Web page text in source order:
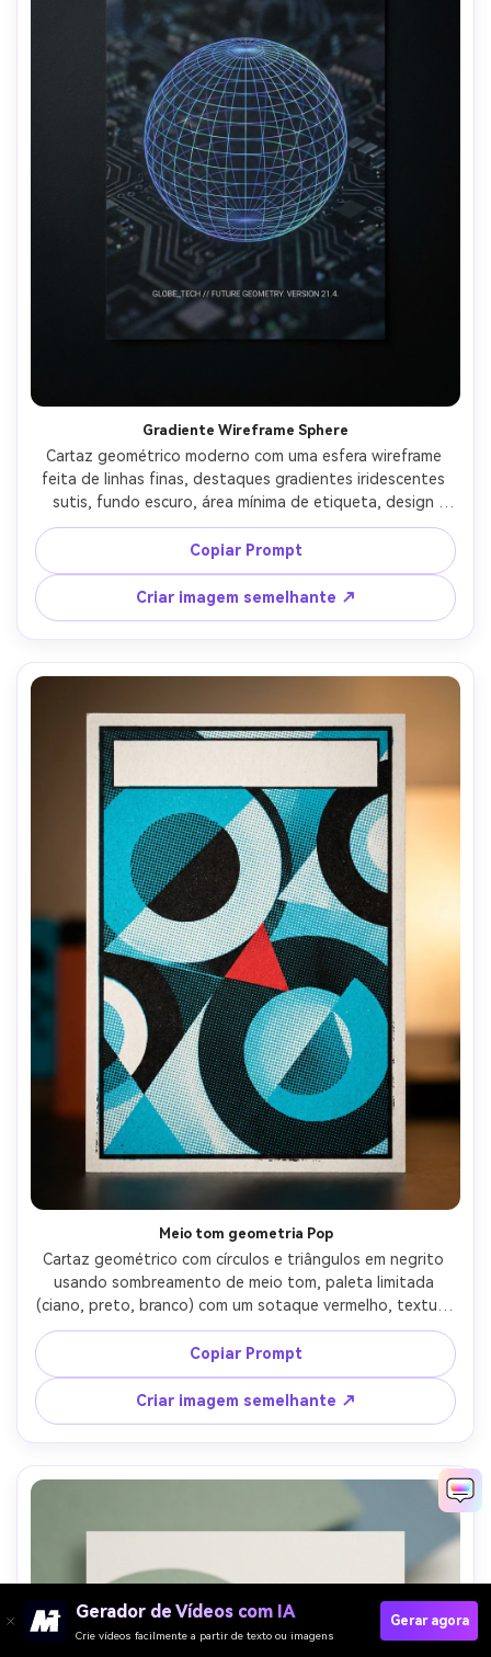
Gradiente Wireframe Sphere
Cartaz geométrico moderno com uma esfera wireframe
feita de linhas finas, destaques gradientes iridescentes
sutis, fundo escuro, área mínima de etiqueta, design
limpo futurista, leve ruído para profundidade,
composição centrada, estilo polido de cartaz de marca de
tecnologia, lente de 85mm, profundidade de campo rasa-
AR 4:5
Copiar Prompt
Criar imagem semelhante ↗
Meio tom geometria Pop
Cartaz geométrico com círculos e triângulos em negrito
usando sombreamento de meio tom, paleta limitada
(ciano, preto, branco) com um sotaque vermelho, textura
de impressão em quadrinhos, forte composição diagonal,
borda limpa e substituição para manchete, design de alta
energia perfurador, lente de 85 mm, profundidade de
campo rasa, iluminação cinematográfica suave-AR 4:5
Copiar Prompt
Criar imagem semelhante ↗
Gerador de Vídeos com IA
Crie vídeos facilmente a partir de texto ou imagens
Gerar agora